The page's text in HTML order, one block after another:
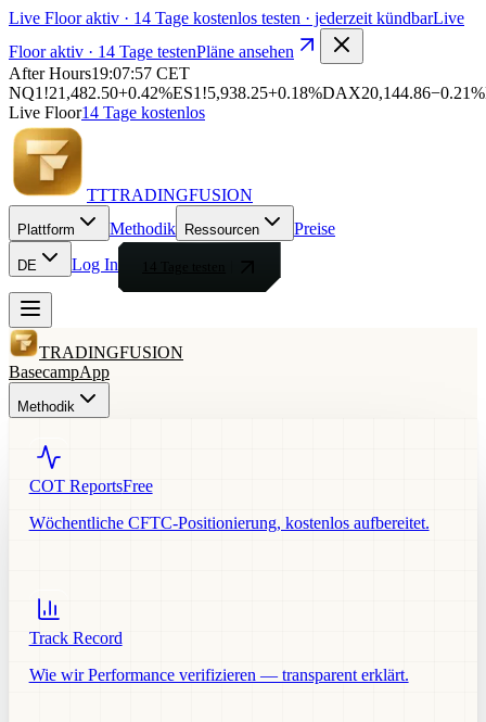
Live Floor aktiv · 14 Tage kostenlos testen · jederzeit kündbarLive
Floor aktiv · 14 Tage testenPläne ansehen
After Hours19:07:59 CET
NQ1!21,482.50+0.42%ES1!5,938.25+0.18%DAX20,144.86−0.21%
Live Floor14 Tage kostenlos
TTTRADINGFUSION
Plattform Methodik Ressourcen Preise
DE Log In
TRADINGFUSION
BasecampApp
Methodik
COT ReportsFree
Wöchentliche CFTC-Positionierung, kostenlos aufbereitet.
Track Record
Wie wir Performance verifizieren — transparent erklärt.